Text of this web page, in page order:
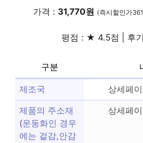
가격 : 31,770원 (즉시할인가
평점 : ★ 4.5점 | 후
구분
제조국 상세페
제품의 주소재
(운동화인 경우
에는 겉감,안감
상세페